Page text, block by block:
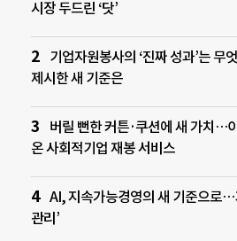
시장 두드린 ‘닷’
기업자원봉사의 ‘진짜 성과’는 무
제시한 새 기준은
버릴 뻔한 커튼·쿠션에 새 가치…
온 사회적기업 재봉 서비스
AI, 지속가능경영의 새 기준으로…
관리’